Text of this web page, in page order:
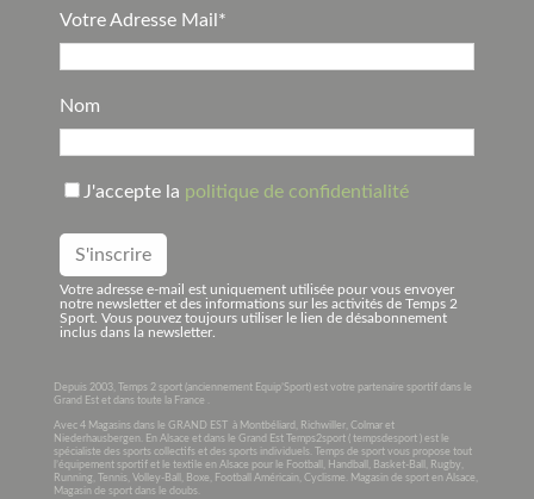
Votre Adresse Mail*
Nom
J'accepte la politique de confidentialité
Votre adresse e-mail est uniquement utilisée pour vous envoyer
notre newsletter et des informations sur les activités de Temps 2
Sport. Vous pouvez toujours utiliser le lien de désabonnement
inclus dans la newsletter.
Depuis 2003, Temps 2 sport (anciennement Equip’Sport) est votre partenaire sportif dans le
Grand Est et dans toute la France .
Avec 4 Magasins dans le GRAND EST à Montbéliard, Richwiller, Colmar et
Niederhausbergen. En Alsace et dans le Grand Est Temps2sport ( tempsdesport ) est le
spécialiste des sports collectifs et des sports individuels. Temps de sport vous propose tout
l’équipement sportif et le textile en Alsace pour le Football, Handball, Basket-Ball, Rugby,
Running, Tennis, Volley-Ball, Boxe, Football Américain, Cyclisme. Magasin de sport en Alsace,
Magasin de sport dans le doubs.